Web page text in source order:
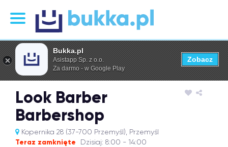
Look Barber
Barbershop
Kopernika 28 (37-700 Przemyśl), Przemyśl
Teraz zamknięte Dzisiaj: 8:00 - 14:00
Bukka.pl
Asistapp Sp. z o.o.
Za darmo - w Google Play
Zobacz